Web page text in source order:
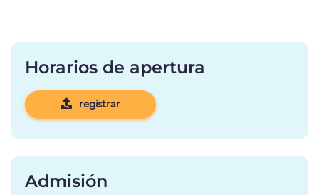
Horarios de apertura
registrar
Admisión